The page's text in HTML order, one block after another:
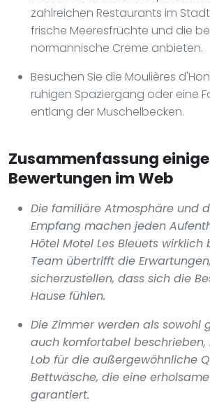
zahlreichen Restaurants im
frische Meeresfrüchte und die
normannische Creme anbieten.
Besuchen Sie die Moulières
ruhigen Spaziergang oder eine
entlang der Muschelbecken.
Zusammenfassung
Bewertungen im Web
Die familiäre Atmosphäre und
Empfang machen jeden
Hôtel Motel Les Bleuets wirklich
Team übertrifft die
sicherzustellen, dass sich die
Hause fühlen.
Die Zimmer werden als sowohl
auch komfortabel
Lob für die außergewöhnliche
Bettwäsche, die eine
garantiert.